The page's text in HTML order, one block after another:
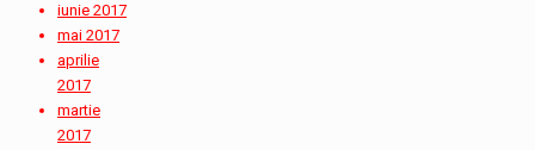
iunie 2017
mai 2017
aprilie
2017
martie
2017